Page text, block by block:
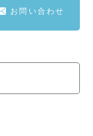
お問い合わせ